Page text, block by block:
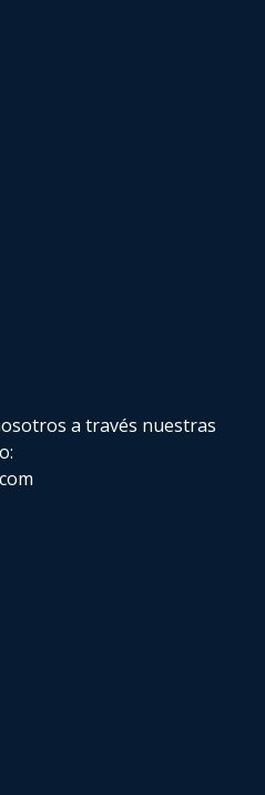
a través nuestras